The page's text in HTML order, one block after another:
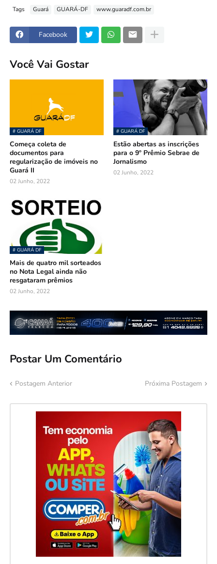
Tags Guará GUARÁ-DF www.guaradf.com.br
Facebook
Você Vai Gostar
# GUARÁ DF
Começa coleta de
documentos para
regularização de imóveis no
Guará II
02 Junho, 2022
# GUARÁ DF
Estão abertas as inscrições
para o 9º Prêmio Sebrae de
Jornalismo
02 Junho, 2022
# GUARÁ DF
Mais de quatro mil sorteados
no Nota Legal ainda não
resgataram prêmios
02 Junho, 2022
Postar Um Comentário
Postagem Anterior Próxima Postagem